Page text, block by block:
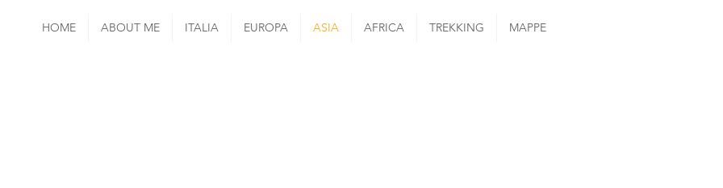
HOME ABOUT ME ITALIA EUROPA ASIA AFRICA TREKKING MAPPE